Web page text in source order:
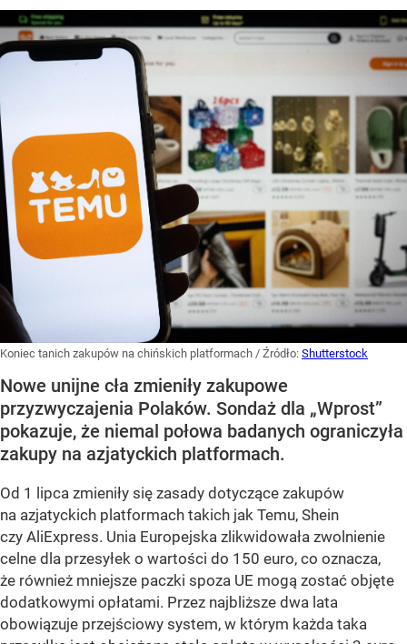
Koniec tanich zakupów na chińskich platformach / Źródło: Shutterstock
Nowe unijne cła zmieniły zakupowe
przyzwyczajenia Polaków. Sondaż dla „Wprost”
pokazuje, że niemal połowa badanych ograniczyła
zakupy na azjatyckich platformach.
Od 1 lipca zmieniły się zasady dotyczące zakupów
na azjatyckich platformach takich jak Temu, Shein
czy AliExpress. Unia Europejska zlikwidowała zwolnienie
celne dla przesyłek o wartości do 150 euro, co oznacza,
że również mniejsze paczki spoza UE mogą zostać objęte
dodatkowymi opłatami. Przez najbliższe dwa lata
obowiązuje przejściowy system, w którym każda taka